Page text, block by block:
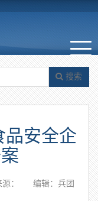
搜索
品安全企
：
编辑：兵团